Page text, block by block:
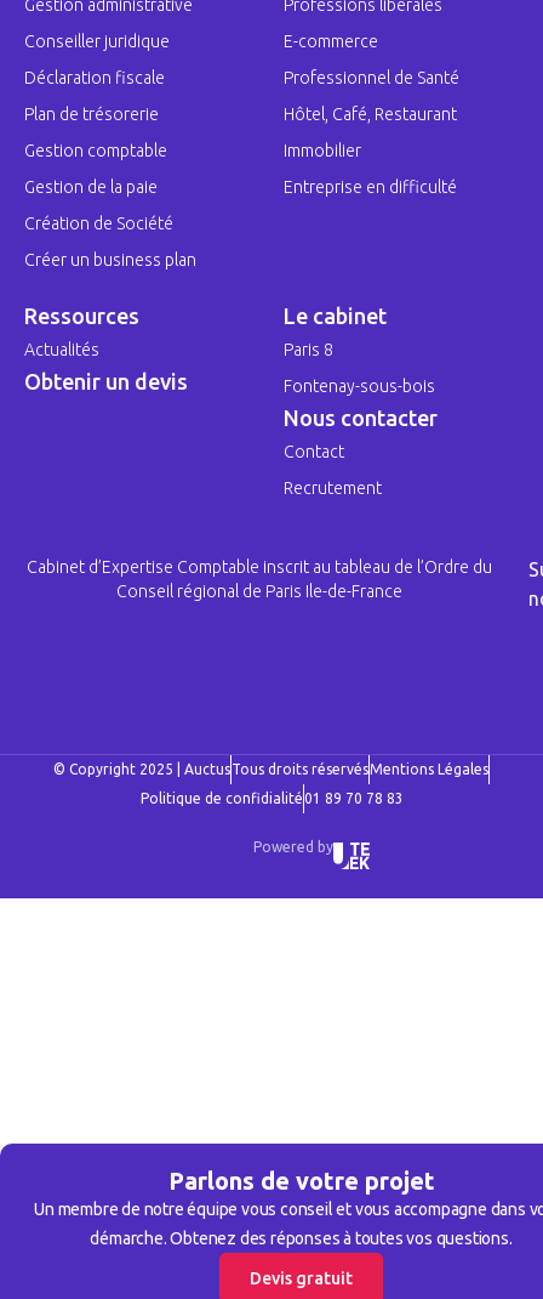
Parlons de votre projet
Un membre de notre équipe vous conseil et vous accompagne dans
démarche. Obtenez des réponses à toutes vos questions.
Devis gratuit
Gestion administrative
Conseiller juridique
Déclaration fiscale
Plan de trésorerie
Gestion comptable
Gestion de la paie
Création de Société
Créer un business plan
Professions libérales
E-commerce
Professionnel de Santé
Hôtel, Café, Restaurant
Immobilier
Entreprise en difficulté
Ressources
Actualités
Obtenir un devis
Le cabinet
Paris 8
Fontenay-sous-bois
Nous contacter
Contact
Recrutement
Cabinet d’Expertise Comptable inscrit au tableau de l’Ordre du
Conseil régional de Paris Ile-de-France
© Copyright 2025 | AuctusTous droits réservésMentions Légales
Politique de confidialité01 89 70 78 83
Powered by